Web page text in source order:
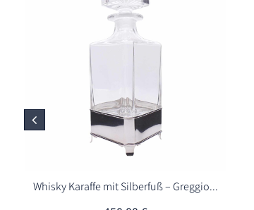
Whisky Karaffe mit Silberfuß – Greggio...